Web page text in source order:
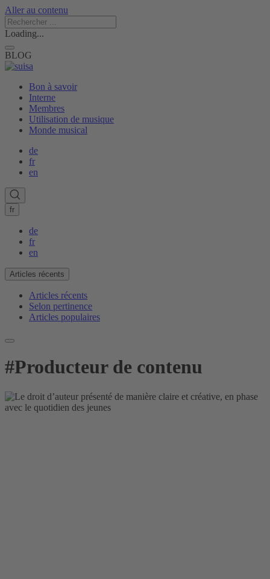
Aller au contenu
Loading...
BLOG
Bon à savoir
Interne
Membres
Utilisation de musique
Monde musical
de
fr
en
fr
de
fr
en
Articles récents
Articles récents
Selon pertinence
Articles populaires
#Producteur de contenu